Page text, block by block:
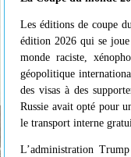
Les éditions de coupe
édition 2026 qui se
monde raciste,
géopolitique
des visas à des
Russie avait opté pour
le transport interne
L’administration